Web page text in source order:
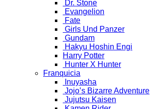
Dr. Stone
Evangelion
Fate
Girls Und Panzer
Gundam
Hakyu Hoshin Engi
Harry Potter
Hunter X Hunter
Franquicia
Inuyasha
Jojo’s Bizarre Adventure
Jujutsu Kaisen